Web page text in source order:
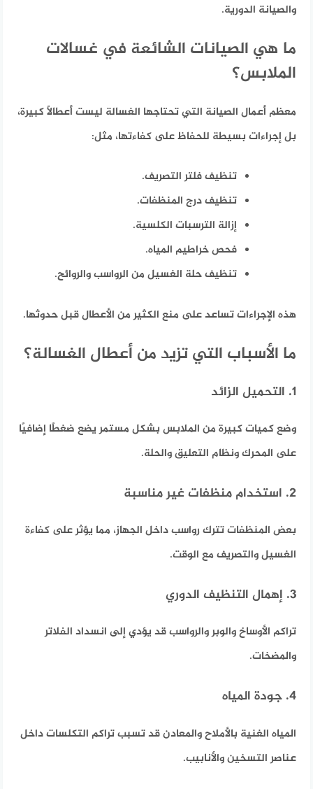
والصيانة الدورية.
ما هي الصيانات الشائعة في غسالات
الملابس؟
معظم أعمال الصيانة التي تحتاجها الغسالة ليست أعطالًا كبيرة،
بل إجراءات بسيطة للحفاظ على كفاءتها، مثل:
تنظيف فلتر التصريف.
تنظيف درج المنظفات.
إزالة الترسبات الكلسية.
فحص خراطيم المياه.
تنظيف حلة الغسيل من الرواسب والروائح.
هذه الإجراءات تساعد على منع الكثير من الأعطال قبل حدوثها.
ما الأسباب التي تزيد من أعطال الغسالة؟
1. التحميل الزائد
وضع كميات كبيرة من الملابس بشكل مستمر يضع ضغطًا إضافيًا
على المحرك ونظام التعليق والحلة.
2. استخدام منظفات غير مناسبة
بعض المنظفات تترك رواسب داخل الجهاز، مما يؤثر على كفاءة
الغسيل والتصريف مع الوقت.
3. إهمال التنظيف الدوري
تراكم الأوساخ والوبر والرواسب قد يؤدي إلى انسداد الفلاتر
والمضخات.
4. جودة المياه
المياه الغنية بالأملاح والمعادن قد تسبب تراكم التكلسات داخل
عناصر التسخين والأنابيب.